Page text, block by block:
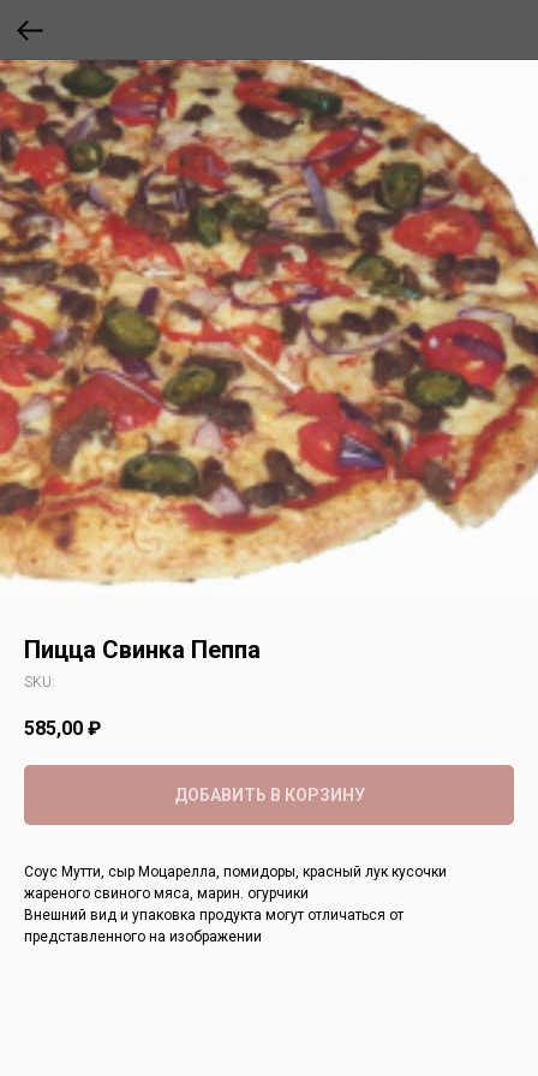
Пицца Свинка Пеппа
SKU:
585,00 ₽
ДОБАВИТЬ В КОРЗИНУ
Соус Мутти, сыр Моцарелла, помидоры, красный лук кусочки
жареного свиного мяса, марин. огурчики
Внешний вид и упаковка продукта могут отличаться от
представленного на изображении